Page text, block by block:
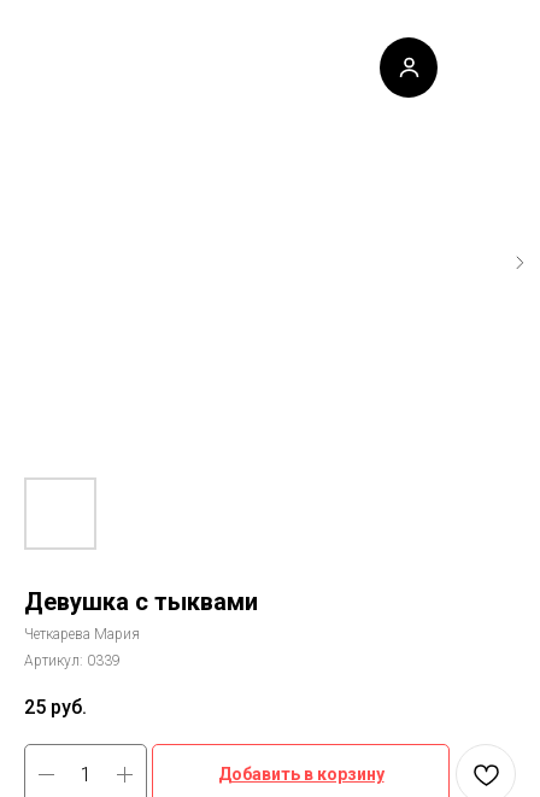
Девушка с тыквами
Четкарева Мария
Артикул: 0339
25 руб.
Добавить в корзину